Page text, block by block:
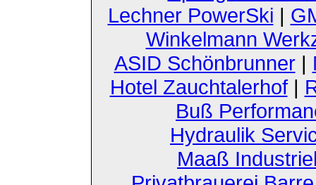
Lechner PowerSki |
Winkelmann
ASID Schönbrunner|
Hotel Zauchtalerhof|
Buß
Hydraulik
Maaß